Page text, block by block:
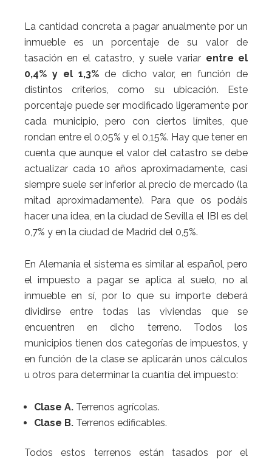
La cantidad concreta a pagar anualmente por un
inmueble es un porcentaje de su valor de
tasación en el catastro, y suele variar entre el
0,4% y el 1,3% de dicho valor, en función de
distintos criterios, como su ubicación. Este
porcentaje puede ser modificado ligeramente por
cada municipio, pero con ciertos límites, que
rondan entre el 0,05% y el 0,15%. Hay que tener en
cuenta que aunque el valor del catastro se debe
actualizar cada 10 años aproximadamente, casi
siempre suele ser inferior al precio de mercado (la
mitad aproximadamente). Para que os podáis
hacer una idea, en la ciudad de Sevilla el IBI es del
0,7% y en la ciudad de Madrid del 0,5%.
En Alemania el sistema es similar al español, pero
el impuesto a pagar se aplica al suelo, no al
inmueble en sí, por lo que su importe deberá
dividirse entre todas las viviendas que se
encuentren en dicho terreno. Todos los
municipios tienen dos categorías de impuestos, y
en función de la clase se aplicarán unos cálculos
u otros para determinar la cuantía del impuesto:
Clase A. Terrenos agrícolas.
Clase B. Terrenos edificables.
Todos estos terrenos están tasados por el